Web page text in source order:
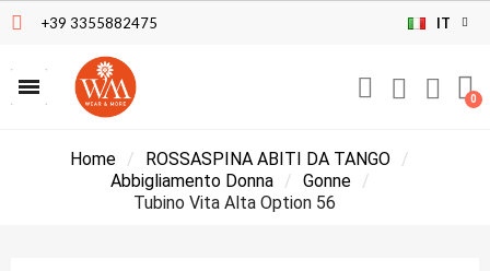
+39 3355882475 IT
Home
ROSSASPINA ABITI DA TANGO
Abbigliamento Donna
Gonne
Tubino Vita Alta Option 56